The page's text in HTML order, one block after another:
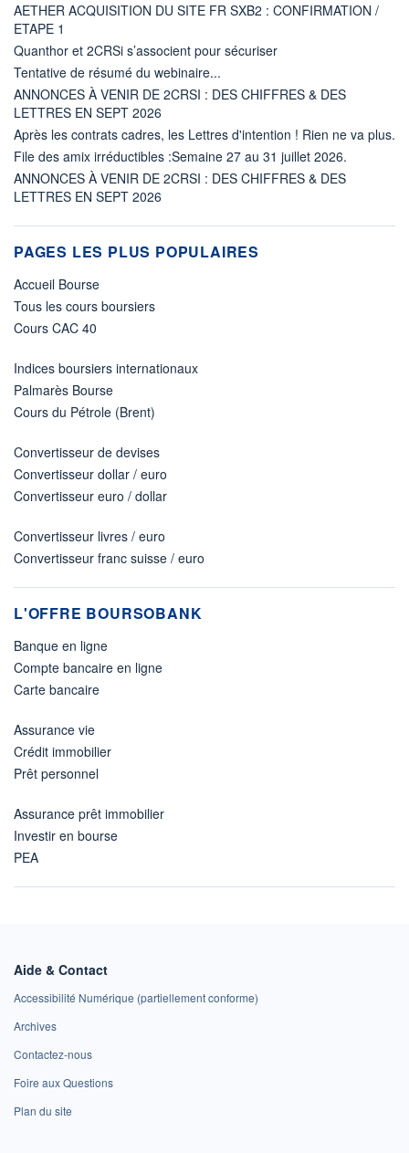
AETHER ACQUISITION DU SITE FR SXB2 : CONFIRMATION /
ETAPE 1
Quanthor et 2CRSi s’associent pour sécuriser
Tentative de résumé du webinaire...
ANNONCES À VENIR DE 2CRSI : DES CHIFFRES & DES
LETTRES EN SEPT 2026
Après les contrats cadres, les Lettres d'intention ! Rien ne va plus.
File des amix irréductibles :Semaine 27 au 31 juillet 2026.
ANNONCES À VENIR DE 2CRSI : DES CHIFFRES & DES
LETTRES EN SEPT 2026
PAGES LES PLUS POPULAIRES
Accueil Bourse
Tous les cours boursiers
Cours CAC 40
Indices boursiers internationaux
Palmarès Bourse
Cours du Pétrole (Brent)
Convertisseur de devises
Convertisseur dollar / euro
Convertisseur euro / dollar
Convertisseur livres / euro
Convertisseur franc suisse / euro
L'OFFRE BOURSOBANK
Banque en ligne
Compte bancaire en ligne
Carte bancaire
Assurance vie
Crédit immobilier
Prêt personnel
Assurance prêt immobilier
Investir en bourse
PEA
Aide & Contact
Accessibilité Numérique (partiellement conforme)
Archives
Contactez-nous
Foire aux Questions
Plan du site